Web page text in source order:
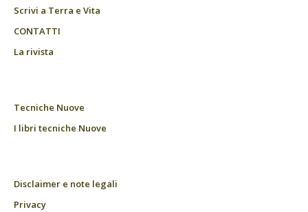
Scrivi a Terra e Vita
CONTATTI
La rivista
Tecniche Nuove
I libri tecniche Nuove
Disclaimer e note legali
Privacy